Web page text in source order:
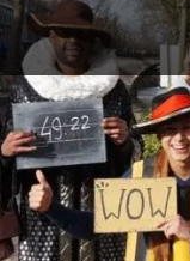
Plannen aan het
Utrecht? Goed idee!
het leven in de
sfeer, de vriendelijke
deze pagina hebben